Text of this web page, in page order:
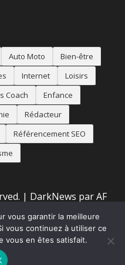
Auto Moto
Bien-être
Internet
Loisirs
Coach
Enfance
Rédacteur
Référencement SEO
| DarkNews par AF
Animaux Artisans Auto
vous garantir la meilleure
vous continuez à utiliser ce
vous en êtes satisfait.